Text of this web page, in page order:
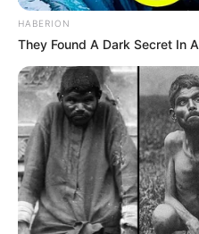
HABERION
They Found A Dark Secret In